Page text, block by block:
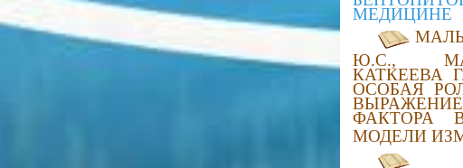
МЕДИЦИНЕ
Ю.С.,
КАТКЕЕВА
ОСОБАЯ
ФАКТОРА
МОДЕЛИ